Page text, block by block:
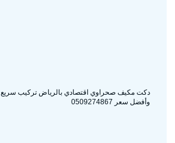
دكت مكيف صحراوي اقتصادي بالرياض تركيب سريع
وأفضل سعر 0509274867